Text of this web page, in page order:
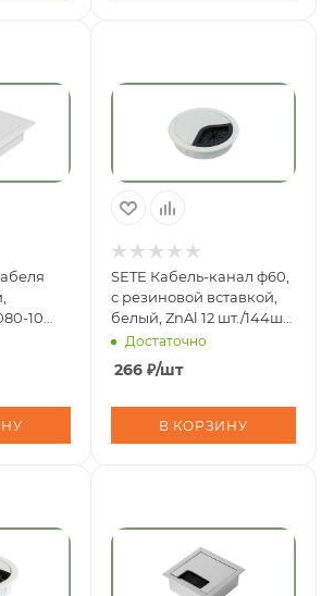
10
SETE Кабель-канал ф60,
с резиновой вставкой,
белый, ZnAl 12 шт./144шт.
PK-T60-10
Достаточно
266₽/шт
В КОРЗИНУ